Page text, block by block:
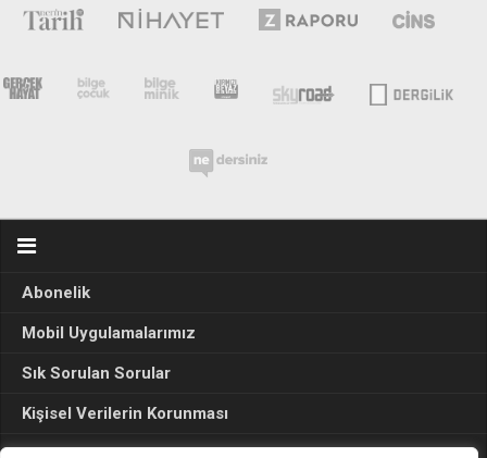
Abonelik
Mobil Uygulamalarımız
Sık Sorulan Sorular
Kişisel Verilerin Korunması
Seçim Sonuçları 2024